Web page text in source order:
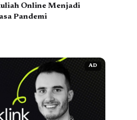
Online Menjadi
Pandemi
AD